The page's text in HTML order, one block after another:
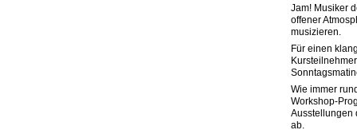
Jam! Musiker
offener
musizieren.
Für einen
Wie immer
Workshop-
Ausstellungen
ab.